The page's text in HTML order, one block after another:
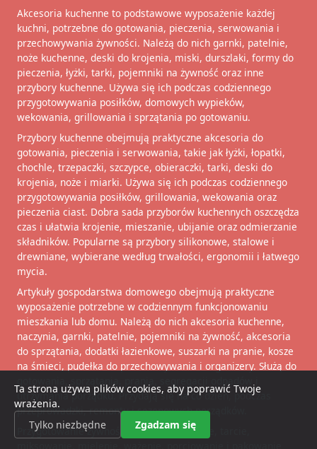
Akcesoria kuchenne to podstawowe wyposażenie każdej
kuchni, potrzebne do gotowania, pieczenia, serwowania i
przechowywania żywności. Należą do nich garnki, patelnie,
noże kuchenne, deski do krojenia, miski, durszlaki, formy do
pieczenia, łyżki, tarki, pojemniki na żywność oraz inne
przybory kuchenne. Używa się ich podczas codziennego
przygotowywania posiłków, domowych wypieków,
wekowania, grillowania i sprzątania po gotowaniu.
Przybory kuchenne obejmują praktyczne akcesoria do
gotowania, pieczenia i serwowania, takie jak łyżki, łopatki,
chochle, trzepaczki, szczypce, obieraczki, tarki, deski do
krojenia, noże i miarki. Używa się ich podczas codziennego
przygotowywania posiłków, grillowania, wekowania oraz
pieczenia ciast. Dobra sada przyborów kuchennych oszczędza
czas i ułatwia krojenie, mieszanie, ubijanie oraz odmierzanie
składników. Popularne są przybory silikonowe, stalowe i
drewniane, wybierane według trwałości, ergonomii i łatwego
mycia.
Artykuły gospodarstwa domowego obejmują praktyczne
wyposażenie potrzebne w codziennym funkcjonowaniu
mieszkania lub domu. Należą do nich akcesoria kuchenne,
naczynia, garnki, patelnie, pojemniki na żywność, akcesoria
do sprzątania, dodatki łazienkowe, suszarki na pranie, kosze
na śmieci, pudełka do przechowywania i organizery. Służą do
utrzymania porządku. Przydają się na co dzień, podczas
przeprowadzki, remontu i sezonowych porządków.
Przygotowanie żywności obejmuje krojenie, tarcie,
Ta strona używa plików cookies, aby poprawić Twoje
wrażenia.
Tylko niezbędne
Zgadzam się